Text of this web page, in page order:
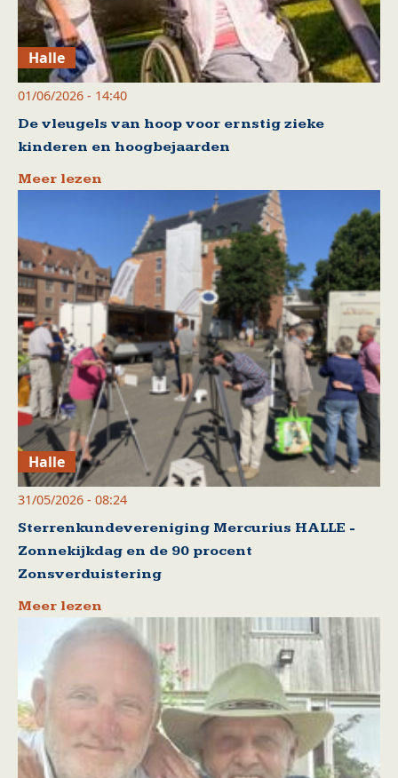
Halle
01/06/2026 - 14:40
De vleugels van hoop voor ernstig zieke
kinderen en hoogbejaarden
Meer lezen
Halle
31/05/2026 - 08:24
Sterrenkundevereniging Mercurius HALLE -
Zonnekijkdag en de 90 procent
Zonsverduistering
Meer lezen